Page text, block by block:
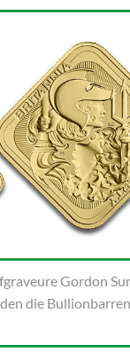
Gordon
die